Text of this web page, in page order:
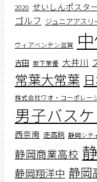
2020 せいしんポスタ
ゴルフ ジュニアアスリ
ヴィアベンテン滋賀
吉田 坂下茉優 大井川
常葉大常葉
株式会社ワオ・コーポレー
男子バス
西奈南 走高跳 静岡シテ
静岡商業高校
静岡翔洋中 静岡